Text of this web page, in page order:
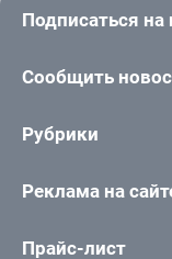
Подписаться на
Сообщить
Рубрики
Реклама на
Прайс-лист